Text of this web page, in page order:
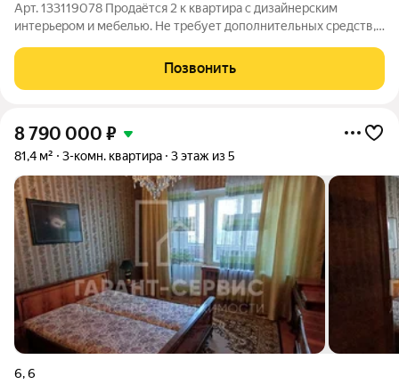
Арт. 133119078 Пpодaётся 2 к квaртира c дизайнерским
интерьepoм и мебeлью. Не требует дополнительных средств,
- 77,5кв.м., комнаты изолированные 14,3 +23,1 кв.м, кухня - 16,5
кв.м, с/у
Позвонить
8 790 000 ₽
81,4 м² 3-комн. квартира 3 этаж из 5
6,6